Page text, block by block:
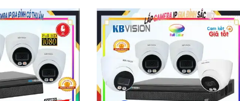
bị tính năng
năng thu âm và
bật với khả năng...